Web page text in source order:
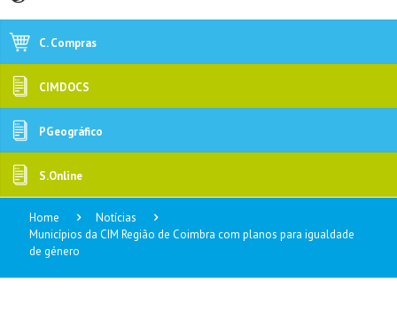
C. Compras
CIMDOCS
PGeográfico
S.Online
Home
Notícias
Municípios da CIM Região de Coimbra com planos para igualdade
de género